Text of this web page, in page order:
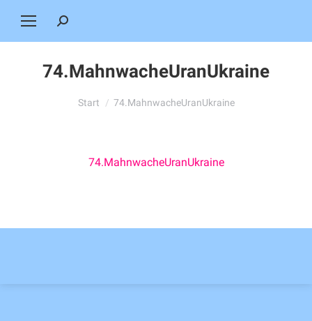
Search:
74.MahnwacheUranUkraine
Sie befinden sich hier:
Start 74.MahnwacheUranUkraine
74.MahnwacheUranUkraine